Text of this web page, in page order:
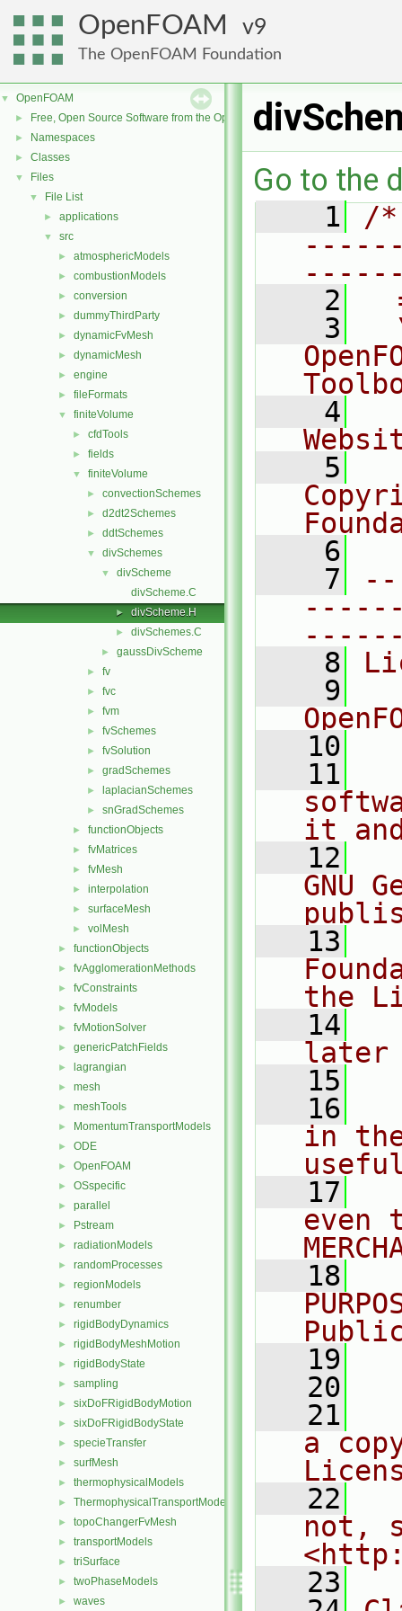
OpenFOAM 9
The OpenFOAM Foundation
▼ OpenFOAM
► Free, Open Source Software from the OpenFOAM Foundation
► Namespaces
► Classes
▼ Files
▼ File List
► applications
▼ src
► atmosphericModels
► combustionModels
► conversion
► dummyThirdParty
► dynamicFvMesh
► dynamicMesh
► engine
► fileFormats
▼ finiteVolume
► cfdTools
► fields
▼ finiteVolume
► convectionSchemes
► d2dt2Schemes
► ddtSchemes
▼ divSchemes
▼
divScheme
divScheme.C
► divScheme.H
► divSchemes.C
► gaussDivScheme
► fv
► fvc
► fvm
► fvSchemes
► fvSolution
► gradSchemes
► laplacianSchemes
► snGradSchemes
► functionObjects
► fvMatrices
► fvMesh
► interpolation
► surfaceMesh
► volMesh
► functionObjects
► fvAgglomerationMethods
► fvConstraints
► fvModels
► fvMotionSolver
► genericPatchFields
► lagrangian
► mesh
► meshTools
► MomentumTransportModels
► ODE
► OpenFOAM
► OSspecific
► parallel
► Pstream
► radiationModels
► randomProcesses
► regionModels
► renumber
► rigidBodyDynamics
► rigidBodyMeshMotion
► rigidBodyState
► sampling
► sixDoFRigidBodyMotion
► sixDoFRigidBodyState
► specieTransfer
► surfMesh
► thermophysicalModels
► ThermophysicalTransportModels
► topoChangerFvMesh
► transportModels
► triSurface
► twoPhaseModels
► waves
Go to the
    1
/
    2
    3
    4
    5
    6
    7
    8
    9
   10
   11
it
   12
GNU
   13
the
   14
later
   15
   16
in
   17
even
   18
   19
   20
   21
a
   22
not,
   23